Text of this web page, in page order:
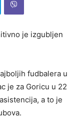
je izgubljen
fudbalera u
je za Goricu u 22
a to je